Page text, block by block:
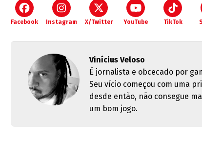
Facebook Instagram X/Twitter YouTube TikTok
Vinícius Veloso
É jornalista e obcecado por
Seu vício começou com uma
desde então, não consegue
um bom jogo.